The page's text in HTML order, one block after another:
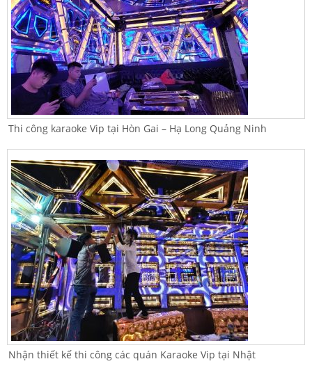
Thi công karaoke Vip tại Hòn Gai – Hạ Long Quảng Ninh
Nhận thiết kế thi công các quán Karaoke Vip tại Nhật